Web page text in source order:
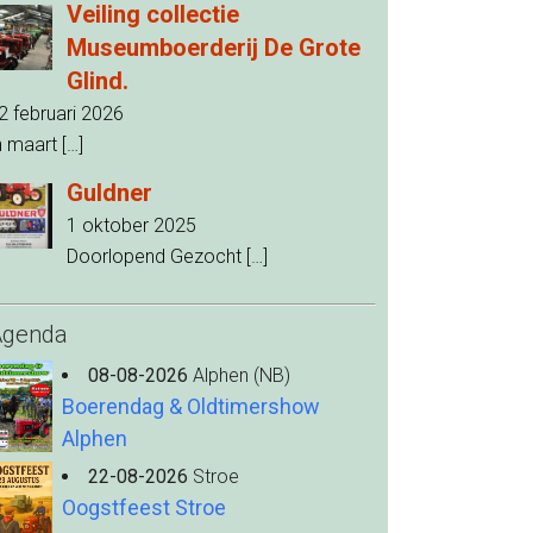
Veiling collectie
Museumboerderij De Grote
Glind.
februari 2026
maart […]
Guldner
1 oktober 2025
Doorlopend Gezocht […]
08-08-2026 Alphen (NB)
Boerendag & Oldtimershow
Alphen
22-08-2026 Stroe
Oogstfeest Stroe